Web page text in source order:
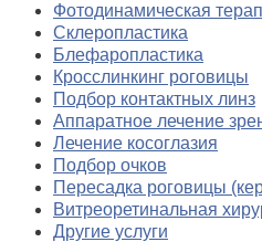
Фотодинамическая
Склеропластика
Блефаропластика
Кросслинкинг роговицы
Подбор контактных линз
Аппаратное лечение
Лечение косоглазия
Подбор очков
Пересадка роговицы
Витреоретинальная
Другие услуги